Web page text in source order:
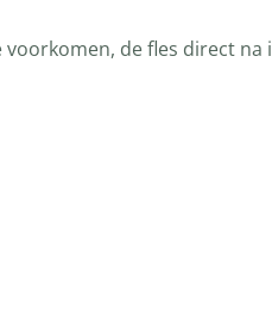
de fles direct